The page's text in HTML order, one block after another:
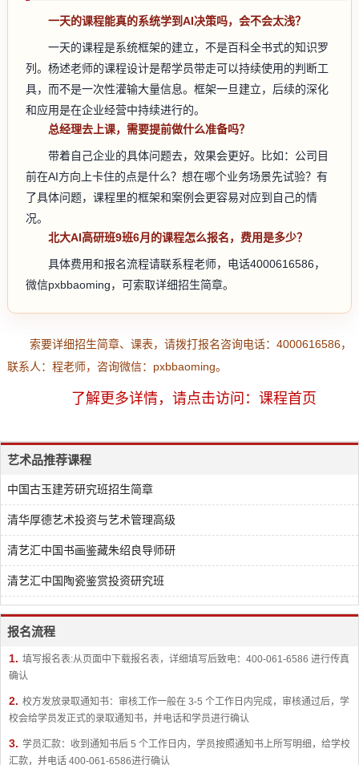
一天的课程能真的系统学到AI决策吗，会不会太浅？
一天的课程是系统框架的建立，不是百科全书式的知识罗
列。杨述老师的课程设计是帮学员带走可以持续使用的判断工
具，而不是一次性灌输大量信息。框架一旦建立，后续的深化
和应用是在企业经营中持续进行的。
总经理去上课，需要提前做什么准备吗？
带着自己企业的具体问题去，效果会更好。比如：公司目
前在AI方向上卡住的点是什么？想在哪个业务场景先试验？有
了具体问题，课程里的框架和案例会更容易对应到自己的情
况。
北大AI高研班9班6月的课程怎么报名，费用是多少？
具体费用和报名流程请联系程老师，电话4000616586，
微信pxbbaoming，可索取详细招生简章。
索要详细招生简章、课表，请拨打报名咨询电话： 4000616586，
联系人： 程老师，咨询微信： pxbbaoming。
了解更多详情，请点击访问：课程首页
艺术品推荐课程
中国古玉建芳研究班招生简章
清华厚德艺术投资与艺术管理高级
清艺汇中国书画鉴藏朱绍良导师研
清艺汇中国陶瓷鉴赏投资研究班
报名流程
1. 填写报名表:从页面中下载报名表，详细填写后致电：400-061-6586 进行传真
确认
2. 校方发放录取通知书：审核工作一般在 3-5 个工作日内完成，审核通过后，学
校会给学员发正式的录取通知书，并电话和学员进行确认
3. 学员汇款：收到通知书后 5 个工作日内，学员按照通知书上所写明细，给学校
汇款，并电话 400-061-6586进行确认